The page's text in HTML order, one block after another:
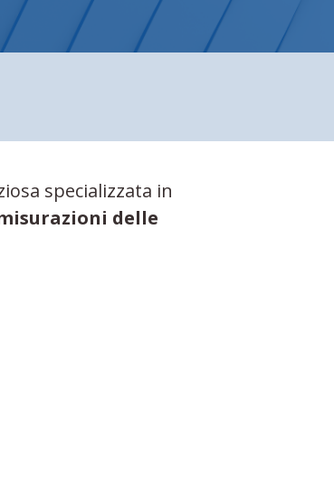
specializzata in
delle